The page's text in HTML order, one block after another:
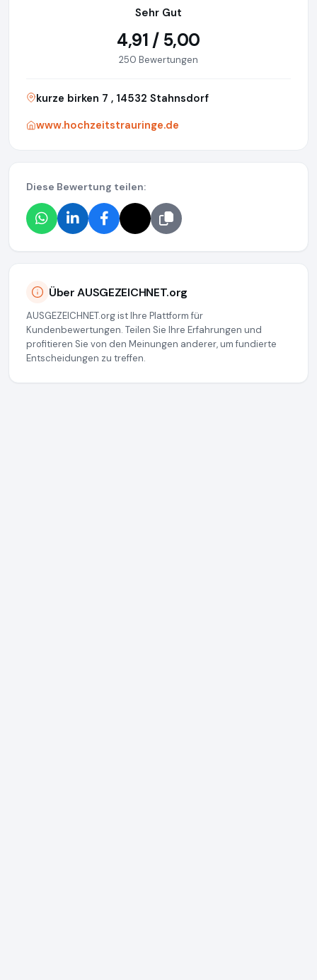
Sehr Gut
4,91 / 5,00
250 Bewertungen
kurze birken 7 , 14532 Stahnsdorf
www.hochzeitstrauringe.de
Diese Bewertung teilen:
Über AUSGEZEICHNET.org
AUSGEZEICHNET.org ist Ihre Plattform für
Kundenbewertungen. Teilen Sie Ihre Erfahrungen und
profitieren Sie von den Meinungen anderer, um fundierte
Entscheidungen zu treffen.